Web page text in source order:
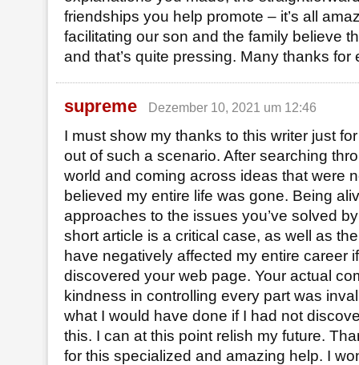
friendships you help promote – it’s all
facilitating our son and the family believe
and that’s quite pressing. Many thanks for
supreme Dezember 10, 2021 um 12:46
I must show my thanks to this writer just
out of such a scenario. After searching
world and coming across ideas that were
believed my entire life was gone. Being
approaches to the issues you’ve solved
short article is a critical case, as well as
have negatively affected my entire career
discovered your web page. Your actual
kindness in controlling every part was
what I would have done if I had not
this. I can at this point relish my future.
for this specialized and amazing help. I